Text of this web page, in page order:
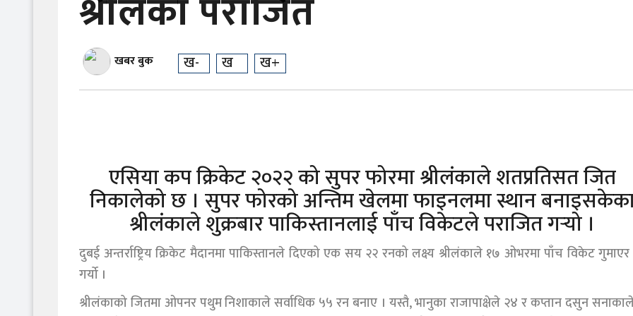
श्रीलंका पराजित
खबर बुक ख- ख ख+
एसिया कप क्रिकेट २०२२ को सुपर फोरमा श्रीलंकाले शतप्रतिसत जित
निकालेको छ । सुपर फोरको अन्तिम खेलमा फाइनलमा स्थान
श्रीलंकाले शुक्रबार पाकिस्तानलाई पाँच विकेटले पराजित गर्‍यो ।
दुबई अन्तर्राष्ट्रिय क्रिकेट मैदानमा पाकिस्तानले दिएको एक सय २२ रनको लक्ष्य श्रीलंकाले १७ ओभरमा पाँच विकेट गुमाएर
गर्यो ।
श्रीलंकाको जितमा ओपनर पथुम निशाकाले सर्वाधिक ५५ रन बनाए । यस्तै, भानुका राजापाक्षेले २४ र कप्तान दसुन